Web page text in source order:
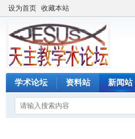
设为首页 收藏本站
学术论坛 资料站 新闻站